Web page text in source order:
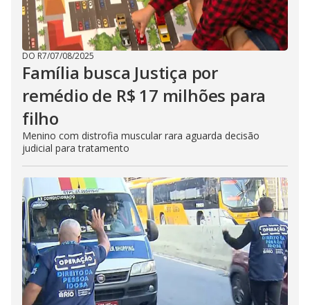
DO R7/07/08/2025
Família busca Justiça por
remédio de R$ 17 milhões para
filho
Menino com distrofia muscular rara aguarda decisão
judicial para tratamento